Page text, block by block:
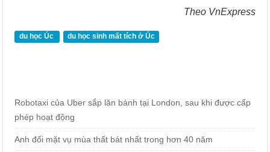
Theo VnExpress
du học Úc du học sinh mất tích ở Úc
Robotaxi của Uber sắp lăn bánh tại London, sau khi được cấp
phép hoạt động
Anh đối mặt vụ mùa thất bát nhất trong hơn 40 năm